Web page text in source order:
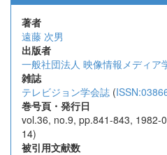
著者
遠藤 次男
出版者
一般社団法人 映像情報メディア
雑誌
テレビジョン学会誌 (
巻号頁・発行日
vol.36, no.9, pp.841-843, 1982-
14)
被引用文献数